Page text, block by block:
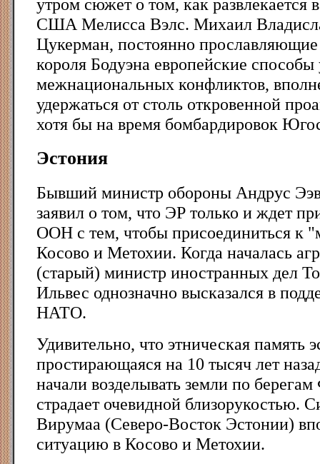
утром сюжет о том, как развлекается
США Мелисса Вэлс. Михаил
Цукерман, постоянно
короля Бодуэна европейские
межнациональных конфликтов,
удержаться от столь откровенной
хотя бы на время бомбардировок
Эстония
Бывший министр обороны Андрус
заявил о том, что ЭР только и ждет
ООН с тем, чтобы присоединиться к
Косово и Метохии. Когда началась
(старый) министр иностранных дел
Ильвес однозначно высказался в
НАТО.
Удивительно, что этническая память
простирающаяся на 10 тысяч лет
начали возделывать земли по
страдает очевидной близорукостью.
Вирумаа (Северо-Восток Эстонии)
ситуацию в Косово и Метохии.